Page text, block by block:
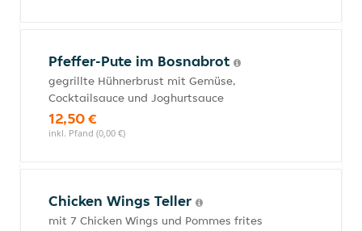
Pfeffer-Pute im Bosnabrot
gegrillte Hühnerbrust mit Gemüse,
Cocktailsauce und Joghurtsauce
12,50 €
inkl. Pfand (0,00 €)
Chicken Wings Teller
mit 7 Chicken Wings und Pommes frites